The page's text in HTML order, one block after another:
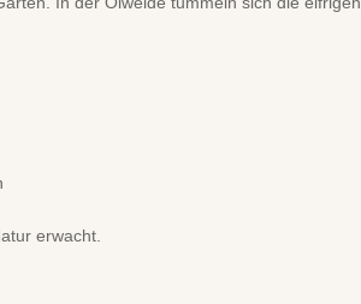
erwacht.